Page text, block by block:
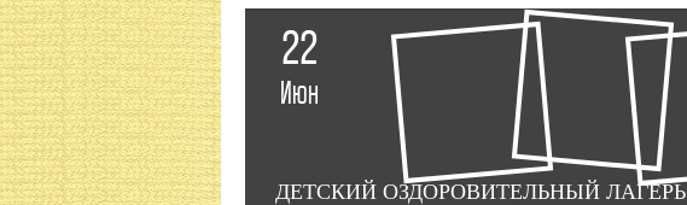
22
Июн
ДЕТСКИЙ ОЗДОРОВИТЕЛЬНЫЙ ЛАГЕРЬ